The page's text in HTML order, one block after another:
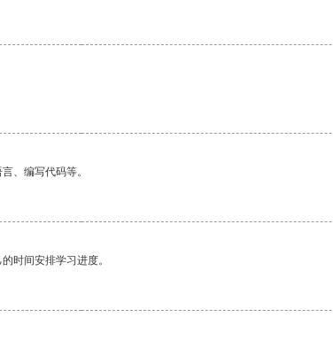
、编写代码等。
时间安排学习进度。